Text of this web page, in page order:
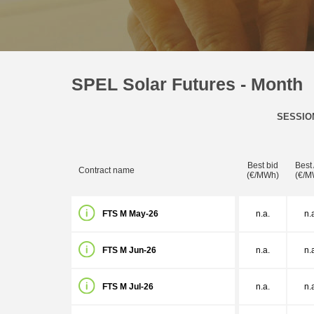
SPEL Solar Futures - Month
Contract name
Best bid
(€/MWh)
Best
(€/
FTS M May-26 n.a.
FTS M Jun-26 n.a.
FTS M Jul-26 n.a.